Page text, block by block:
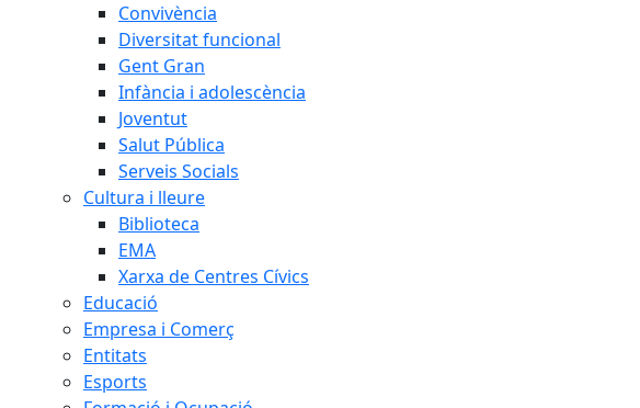
Convivència
Diversitat funcional
Gent Gran
Infància i adolescència
Joventut
Salut Pública
Serveis Socials
Cultura i lleure
Biblioteca
EMA
Xarxa de Centres Cívics
Educació
Empresa i Comerç
Entitats
Esports